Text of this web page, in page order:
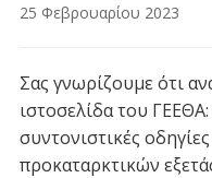
25 Φεβρουαρίου 2023
Σας γνωρίζουμε ότι
ιστοσελίδα του
συντονιστικές
προκαταρκτικών